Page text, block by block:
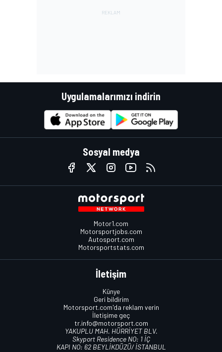
Uygulamalarımızı indirin
Sosyal medya
Motor1.com
Motorsportjobs.com
Autosport.com
Motorsportstats.com
İletişim
Künye
Geri bildirim
Motorsport.com'da reklam verin
İletişime geç
tr.info@motorsport.com
YAKUPLU MAH. HÜRRİYET BLV.
Skyport Residence NO: 1 İÇ
KAPI NO: 62 BEYLİKDÜZÜ/ İSTANBUL